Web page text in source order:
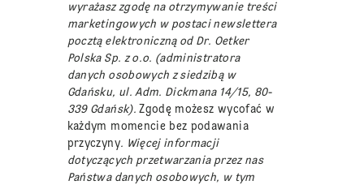
wyrażasz zgodę na otrzymywanie treści
marketingowych w postaci newslettera
pocztą elektroniczną od Dr. Oetker
Polska Sp. z o.o. (administratora
danych osobowych z siedzibą w
Gdańsku, ul. Adm. Dickmana 14/15, 80-
339 Gdańsk).Zgodę możesz wycofać w
każdym momencie bez podawania
przyczyny. Więcej informacji
dotyczących przetwarzania przez nas
Państwa danych osobowych, w tym